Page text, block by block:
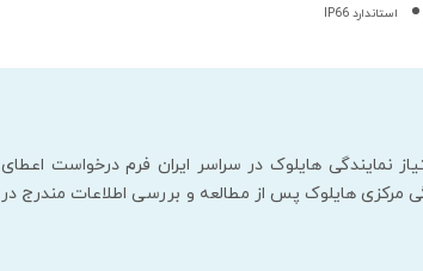
استاندارد IP66
نمایندگی هایلوک در سراسر ایران فرم درخواست اعطای
مرکزی هایلوک پس از مطالعه و بررسی اطلاعات مندرج در